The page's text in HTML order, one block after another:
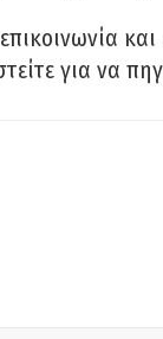
για να